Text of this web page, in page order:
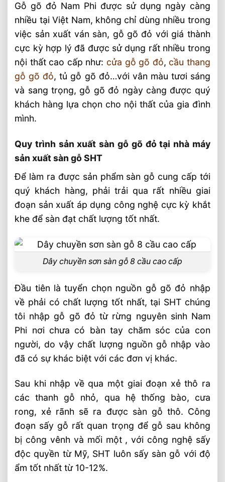
Gỗ gõ đỏ Nam Phi được sử dụng ngày càng
nhiều tại Việt Nam, không chỉ dùng nhiều trong
việc sản xuất ván sàn, gỗ gõ đỏ với giá thành
cực kỳ hợp lý đã được sử dụng rất nhiều trong
nội thất cao cấp như: cửa gỗ gõ đỏ,cầu thang
gỗ gõ đỏ, tủ gỗ gõ đỏ…với vân màu tươi sáng
và sang trọng, gỗ gõ đỏ ngày càng được quý
khách hàng lựa chọn cho nội thất của gia đình
mình.
Quy trình sản xuất sàn gỗ gõ đỏ tại nhà máy
sản xuất sàn gỗ SHT
Để làm ra được sản phẩm sàn gỗ cung cấp tới
quý khách hàng, phải trải qua rất nhiều giai
đoạn sản xuất áp dụng công nghệ cực kỳ khắt
khe để sàn đạt chất lượng tốt nhất.
Dây chuyền sơn sàn gỗ 8 cầu cao cấp
Đầu tiên là tuyển chọn nguồn gỗ gõ đỏ nhập
về phải có chất lượng tốt nhất, tại SHT chúng
tôi nhập gỗ gõ đỏ từ rừng nguyên sinh Nam
Phi nơi chưa có bàn tay chăm sóc của con
người, do vậy chất lượng nguồn gỗ nhập vào
đã có sự khác biệt với các đơn vị khác.
Sau khi nhập về qua một giai đoạn xẻ thô ra
các thanh gỗ nhỏ, qua hệ thống bào, cưa
rong, xẻ rãnh sẽ ra được sàn gỗ thô. Công
đoạn sấy gỗ rất quan trọng để gỗ sau không
bị công vênh và mối một , với công nghệ sấy
độc quyền từ Mỹ, SHT luôn sấy sàn gỗ với độ
ẩm tốt nhất từ 10-12%.